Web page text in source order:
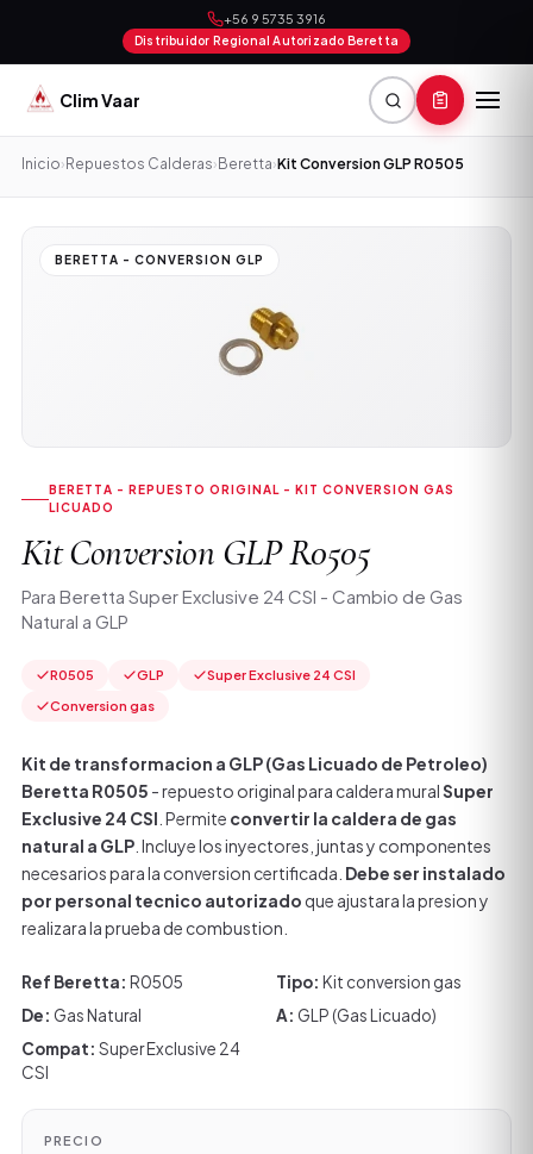
+56 9 5735 3916
Distribuidor Regional Autorizado Beretta
Clim Vaar
Inicio› Repuestos Calderas› Beretta›Kit Conversion GLP R0505
BERETTA - CONVERSION GLP
BERETTA - REPUESTO ORIGINAL - KIT CONVERSION GAS
LICUADO
Kit Conversion GLP R0505
Para Beretta Super Exclusive 24 CSI - Cambio de Gas
Natural a GLP
R0505 GLP
Super Exclusive 24 CSI
Conversion gas
Kit de transformacion a GLP (Gas Licuado de Petroleo)
Beretta R0505 - repuesto original para caldera muralSuper
Exclusive 24 CSI . Permite convertir la caldera de gas
natural a GLP . Incluye los inyectores, juntas y componentes
necesarios para la conversion certificada. Debe ser instalado
por personal tecnico autorizado que ajustara la presion y
realizara la prueba de combustion.
Ref Beretta: R0505 Tipo: Kit conversion gas
De: Gas Natural A: GLP (Gas Licuado)
Compat: Super Exclusive 24
CSI
PRECIO